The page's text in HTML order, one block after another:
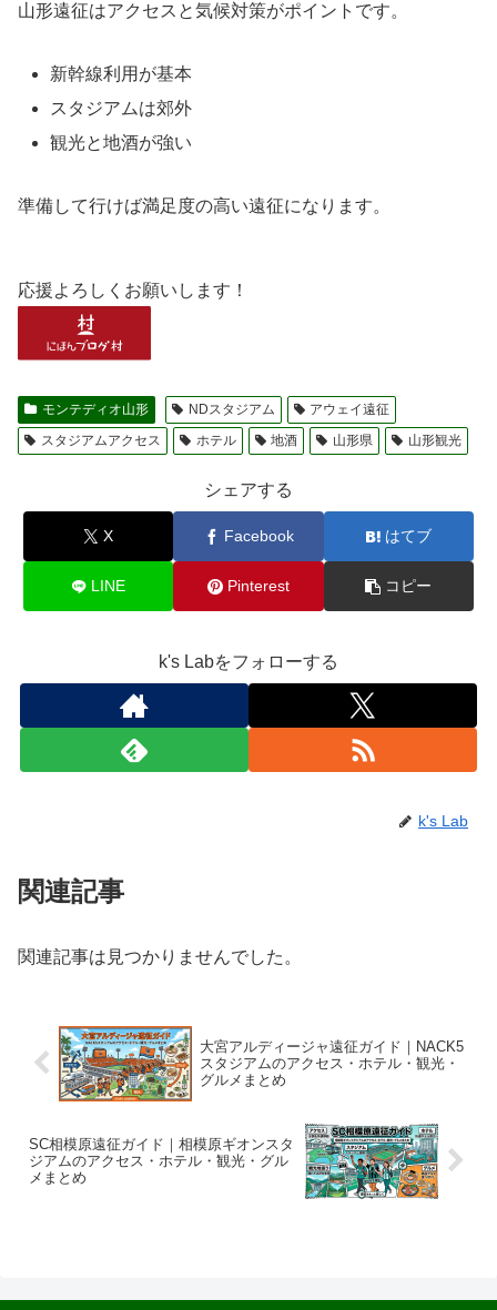
山形遠征はアクセスと気候対策がポイントです。
新幹線利用が基本
スタジアムは郊外
観光と地酒が強い
準備して行けば満足度の高い遠征になります。
応援よろしくお願いします！
モンテディオ山形 NDスタジアム
アウェイ遠征
スタジアムアクセス
ホテル 地酒 山形県 山形観光
シェアする
X Facebook はてブ
LINE Pinterest コピー
k's Labをフォローする
k's Lab
関連記事
関連記事は見つかりませんでした。
大宮アルディージャ遠征ガイド｜NACK5
スタジアムのアクセス・ホテル・観光・
グルメまとめ
SC相模原遠征ガイド｜相模原ギオンスタ
ジアムのアクセス・ホテル・観光・グル
メまとめ